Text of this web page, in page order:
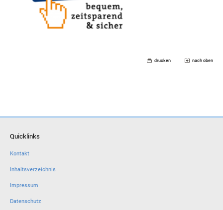
drucken nach oben
Quicklinks
Kontakt
Inhaltsverzeichnis
Impressum
Datenschutz